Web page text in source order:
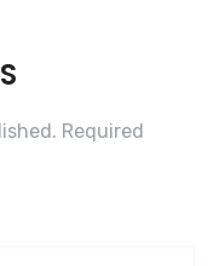
Required